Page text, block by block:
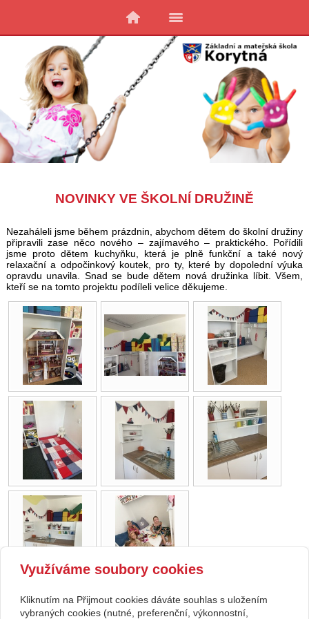
NOVINKY VE ŠKOLNÍ DRUŽINĚ
Nezaháleli jsme během prázdnin, abychom dětem do školní družiny
připravili zase něco nového – zajímavého – praktického. Pořídili
jsme proto dětem kuchyňku, která je plně funkční a také nový
relaxační a odpočinkový koutek, pro ty, které by dopolední výuka
opravdu unavila. Snad se bude dětem nová družinka líbit. Všem,
kteří se na tomto projektu podíleli velice děkujeme.
Copyright © 2026 Základní škola, Korytná, okres Uherské Hradiště, příspěvková
Využíváme soubory cookies
Kliknutím na Přijmout cookies dáváte souhlas s uložením
vybraných cookies (nutné, preferenční, výkonnostní,